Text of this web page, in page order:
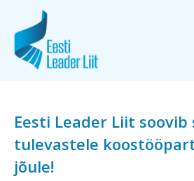
Eesti Leader Liit soovib
tulevastele
jõule!